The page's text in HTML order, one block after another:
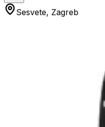
Sesvete, Zagreb